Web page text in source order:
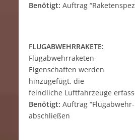
Benötigt: Auftrag
FLUGABWEHRRAKETE:
Flugabwehrraketen-
Eigenschaften werden
hinzugefügt, die
feindliche Luftfahrzeuge
Benötigt: Auftrag
abschließen